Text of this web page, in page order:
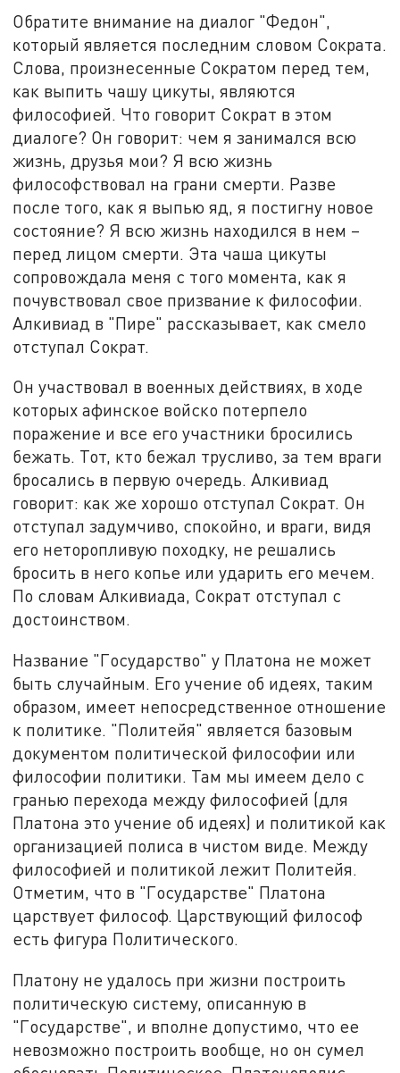
Обратите внимание на диалог "Федон",
который является последним словом Сократа.
Слова, произнесенные Сократом перед тем,
как выпить чашу цикуты, являются
философией. Что говорит Сократ в этом
диалоге? Он говорит: чем я занимался всю
жизнь, друзья мои? Я всю жизнь
философствовал на грани смерти. Разве
после того, как я выпью яд, я постигну новое
состояние? Я всю жизнь находился в нем –
перед лицом смерти. Эта чаша цикуты
сопровождала меня с того момента, как я
почувствовал свое призвание к философии.
Алкивиад в "Пире" рассказывает, как смело
отступал Сократ.
Он участвовал в военных действиях, в ходе
которых афинское войско потерпело
поражение и все его участники бросились
бежать. Тот, кто бежал трусливо, за тем враги
бросались в первую очередь. Алкивиад
говорит: как же хорошо отступал Сократ. Он
отступал задумчиво, спокойно, и враги, видя
его неторопливую походку, не решались
бросить в него копье или ударить его мечем.
По словам Алкивиада, Сократ отступал с
достоинством.
Название "Государство" у Платона не может
быть случайным. Его учение об идеях, таким
образом, имеет непосредственное отношение
к политике. "Политейя" является базовым
документом политической философии или
философии политики. Там мы имеем дело с
гранью перехода между философией (для
Платона это учение об идеях) и политикой как
организацией полиса в чистом виде. Между
философией и политикой лежит Политейя.
Отметим, что в "Государстве" Платона
царствует философ. Царствующий философ
есть фигура Политического.
Платону не удалось при жизни построить
политическую систему, описанную в
"Государстве", и вполне допустимо, что ее
невозможно построить вообще, но он сумел